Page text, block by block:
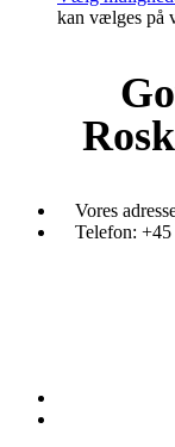
kan vælges på
Vores
Telefon: +45